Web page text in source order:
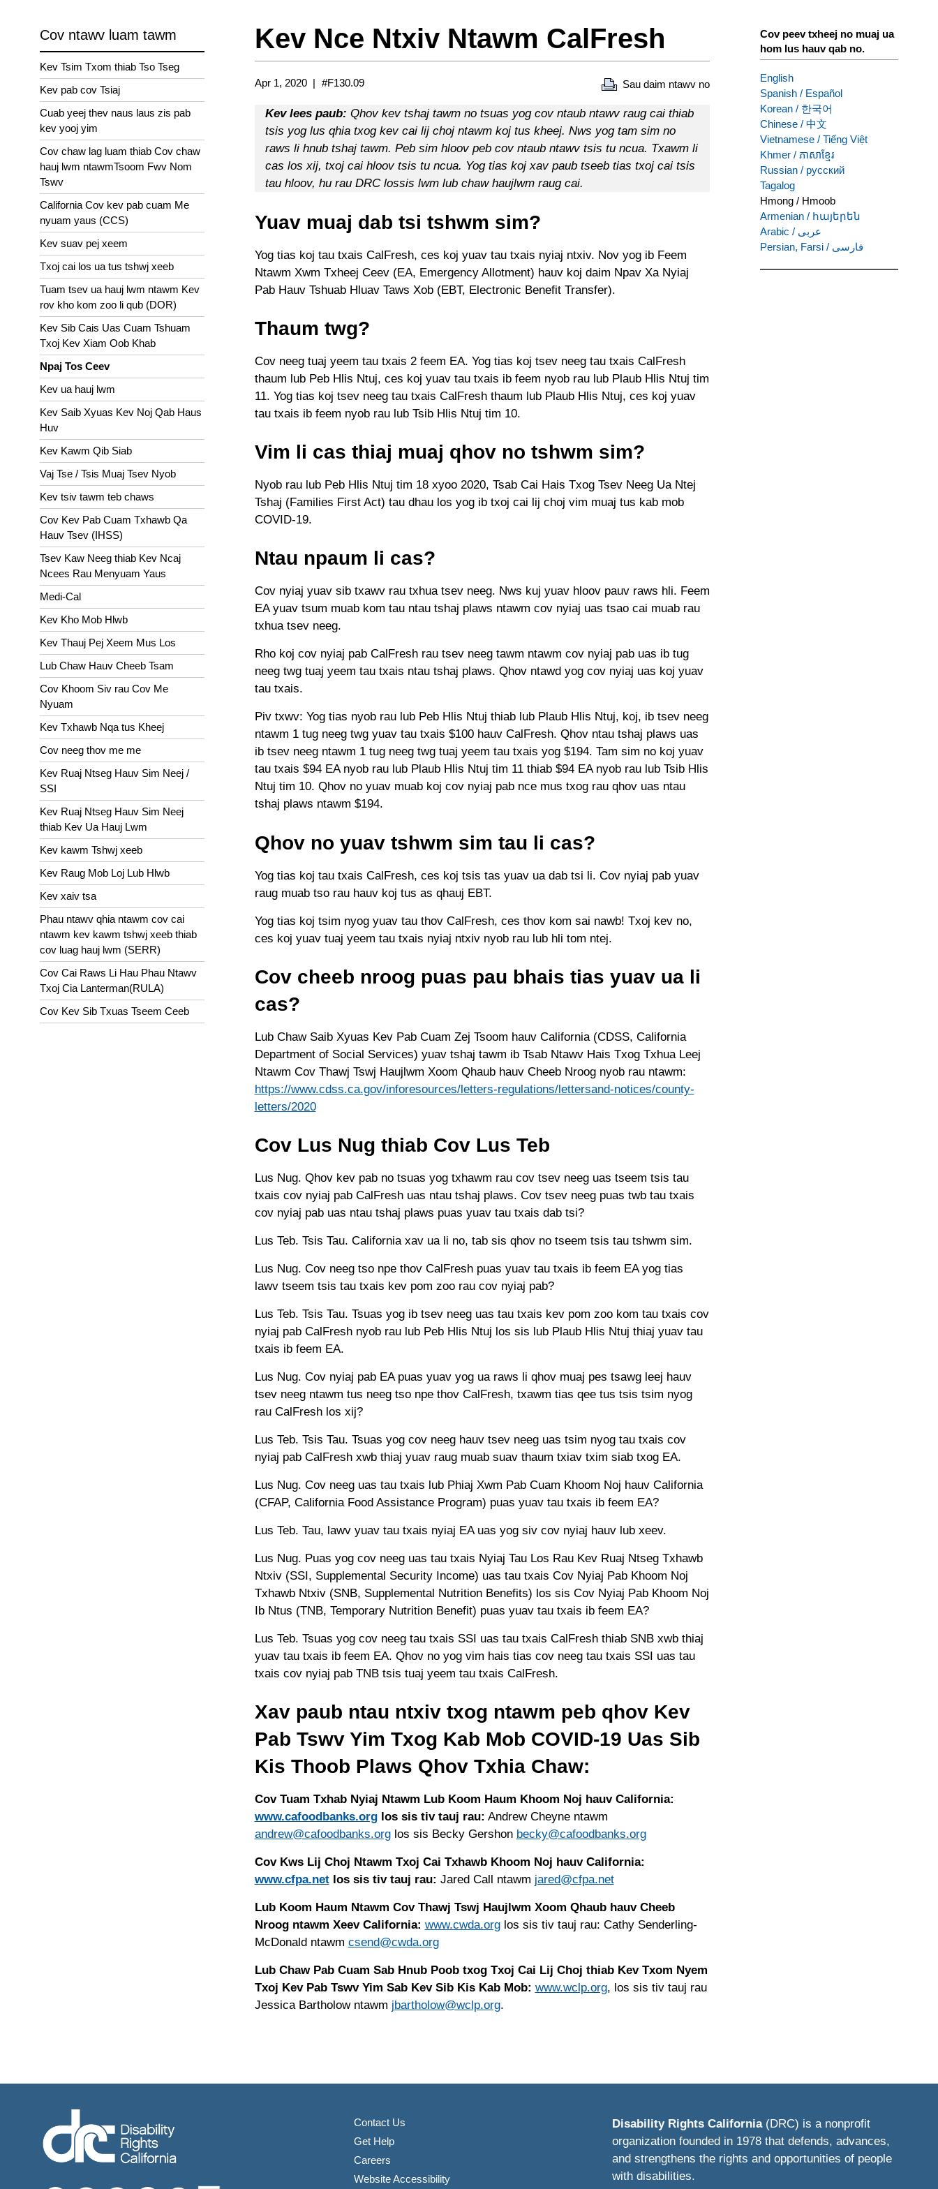
Cov ntawv luam tawm
Kev Tsim Txom thiab Tso Tseg
Kev pab cov Tsiaj
Cuab yeej thev naus laus zis pab
kev yooj yim
Cov chaw lag luam thiab Cov chaw
hauj lwm ntawmTsoom Fwv Nom
Tswv
California Cov kev pab cuam Me
nyuam yaus (CCS)
Kev suav pej xeem
Txoj cai los ua tus tshwj xeeb
Tuam tsev ua hauj lwm ntawm Kev
rov kho kom zoo li qub (DOR)
Kev Sib Cais Uas Cuam Tshuam
Txoj Kev Xiam Oob Khab
Npaj Tos Ceev
Kev ua hauj lwm
Kev Saib Xyuas Kev Noj Qab Haus
Huv
Kev Kawm Qib Siab
Vaj Tse / Tsis Muaj Tsev Nyob
Kev tsiv tawm teb chaws
Cov Kev Pab Cuam Txhawb Qa
Hauv Tsev (IHSS)
Tsev Kaw Neeg thiab Kev Ncaj
Ncees Rau Menyuam Yaus
Medi-Cal
Kev Kho Mob Hlwb
Kev Thauj Pej Xeem Mus Los
Lub Chaw Hauv Cheeb Tsam
Cov Khoom Siv rau Cov Me
Nyuam
Kev Txhawb Nqa tus Kheej
Cov neeg thov me me
Kev Ruaj Ntseg Hauv Sim Neej /
SSI
Kev Ruaj Ntseg Hauv Sim Neej
thiab Kev Ua Hauj Lwm
Kev kawm Tshwj xeeb
Kev Raug Mob Loj Lub Hlwb
Kev xaiv tsa
Phau ntawv qhia ntawm cov cai
ntawm kev kawm tshwj xeeb thiab
cov luag hauj lwm (SERR)
Cov Cai Raws Li Hau Phau Ntawv
Txoj Cia Lanterman(RULA)
Cov Kev Sib Txuas Tseem Ceeb
Kev Nce Ntxiv Ntawm CalFresh
Apr 1, 2020 #F130.09 Sau daim ntawv no
Kev lees paub: Qhov kev tshaj tawm no tsuas yog cov ntaub ntawv raug cai thiab
tsis yog lus qhia txog kev cai lij choj ntawm koj tus kheej. Nws yog tam sim no
raws li hnub tshaj tawm. Peb sim hloov peb cov ntaub ntawv tsis tu ncua. Txawm li
cas los xij, txoj cai hloov tsis tu ncua. Yog tias koj xav paub tseeb tias txoj cai tsis
tau hloov, hu rau DRC lossis lwm lub chaw haujlwm raug cai.
Yuav muaj dab tsi tshwm sim?
Yog tias koj tau txais CalFresh, ces koj yuav tau txais nyiaj ntxiv. Nov yog ib Feem
Ntawm Xwm Txheej Ceev (EA, Emergency Allotment) hauv koj daim Npav Xa Nyiaj
Pab Hauv Tshuab Hluav Taws Xob (EBT, Electronic Benefit Transfer).
Thaum twg?
Cov neeg tuaj yeem tau txais 2 feem EA. Yog tias koj tsev neeg tau txais CalFresh
thaum lub Peb Hlis Ntuj, ces koj yuav tau txais ib feem nyob rau lub Plaub Hlis Ntuj tim
11. Yog tias koj tsev neeg tau txais CalFresh thaum lub Plaub Hlis Ntuj, ces koj yuav
tau txais ib feem nyob rau lub Tsib Hlis Ntuj tim 10.
Vim li cas thiaj muaj qhov no tshwm sim?
Nyob rau lub Peb Hlis Ntuj tim 18 xyoo 2020, Tsab Cai Hais Txog Tsev Neeg Ua Ntej
Tshaj (Families First Act) tau dhau los yog ib txoj cai lij choj vim muaj tus kab mob
COVID-19.
Ntau npaum li cas?
Cov nyiaj yuav sib txawv rau txhua tsev neeg. Nws kuj yuav hloov pauv raws hli. Feem
EA yuav tsum muab kom tau ntau tshaj plaws ntawm cov nyiaj uas tsao cai muab rau
txhua tsev neeg.
Rho koj cov nyiaj pab CalFresh rau tsev neeg tawm ntawm cov nyiaj pab uas ib tug
neeg twg tuaj yeem tau txais ntau tshaj plaws. Qhov ntawd yog cov nyiaj uas koj yuav
tau txais.
Piv txwv: Yog tias nyob rau lub Peb Hlis Ntuj thiab lub Plaub Hlis Ntuj, koj, ib tsev neeg
ntawm 1 tug neeg twg yuav tau txais $100 hauv CalFresh. Qhov ntau tshaj plaws uas
ib tsev neeg ntawm 1 tug neeg twg tuaj yeem tau txais yog $194. Tam sim no koj yuav
tau txais $94 EA nyob rau lub Plaub Hlis Ntuj tim 11 thiab $94 EA nyob rau lub Tsib Hlis
Ntuj tim 10. Qhov no yuav muab koj cov nyiaj pab nce mus txog rau qhov uas ntau
tshaj plaws ntawm $194.
Qhov no yuav tshwm sim tau li cas?
Yog tias koj tau txais CalFresh, ces koj tsis tas yuav ua dab tsi li. Cov nyiaj pab yuav
raug muab tso rau hauv koj tus as qhauj EBT.
Yog tias koj tsim nyog yuav tau thov CalFresh, ces thov kom sai nawb! Txoj kev no,
ces koj yuav tuaj yeem tau txais nyiaj ntxiv nyob rau lub hli tom ntej.
Cov cheeb nroog puas pau bhais tias yuav ua li
cas?
Lub Chaw Saib Xyuas Kev Pab Cuam Zej Tsoom hauv California (CDSS, California
Department of Social Services) yuav tshaj tawm ib Tsab Ntawv Hais Txog Txhua Leej
Ntawm Cov Thawj Tswj Haujlwm Xoom Qhaub hauv Cheeb Nroog nyob rau ntawm:
https://www.cdss.ca.gov/inforesources/letters-regulations/lettersand-notices/county-
letters/2020
Cov Lus Nug thiab Cov Lus Teb
Lus Nug. Qhov kev pab no tsuas yog txhawm rau cov tsev neeg uas tseem tsis tau
txais cov nyiaj pab CalFresh uas ntau tshaj plaws. Cov tsev neeg puas twb tau txais
cov nyiaj pab uas ntau tshaj plaws puas yuav tau txais dab tsi?
Lus Teb. Tsis Tau. California xav ua li no, tab sis qhov no tseem tsis tau tshwm sim.
Lus Nug. Cov neeg tso npe thov CalFresh puas yuav tau txais ib feem EA yog tias
lawv tseem tsis tau txais kev pom zoo rau cov nyiaj pab?
Lus Teb. Tsis Tau. Tsuas yog ib tsev neeg uas tau txais kev pom zoo kom tau txais cov
nyiaj pab CalFresh nyob rau lub Peb Hlis Ntuj los sis lub Plaub Hlis Ntuj thiaj yuav tau
txais ib feem EA.
Lus Nug. Cov nyiaj pab EA puas yuav yog ua raws li qhov muaj pes tsawg leej hauv
tsev neeg ntawm tus neeg tso npe thov CalFresh, txawm tias qee tus tsis tsim nyog
rau CalFresh los xij?
Lus Teb. Tsis Tau. Tsuas yog cov neeg hauv tsev neeg uas tsim nyog tau txais cov
nyiaj pab CalFresh xwb thiaj yuav raug muab suav thaum txiav txim siab txog EA.
Lus Nug. Cov neeg uas tau txais lub Phiaj Xwm Pab Cuam Khoom Noj hauv California
(CFAP, California Food Assistance Program) puas yuav tau txais ib feem EA?
Lus Teb. Tau, lawv yuav tau txais nyiaj EA uas yog siv cov nyiaj hauv lub xeev.
Lus Nug. Puas yog cov neeg uas tau txais Nyiaj Tau Los Rau Kev Ruaj Ntseg Txhawb
Ntxiv (SSI, Supplemental Security Income) uas tau txais Cov Nyiaj Pab Khoom Noj
Txhawb Ntxiv (SNB, Supplemental Nutrition Benefits) los sis Cov Nyiaj Pab Khoom Noj
Ib Ntus (TNB, Temporary Nutrition Benefit) puas yuav tau txais ib feem EA?
Lus Teb. Tsuas yog cov neeg tau txais SSI uas tau txais CalFresh thiab SNB xwb thiaj
yuav tau txais ib feem EA. Qhov no yog vim hais tias cov neeg tau txais SSI uas tau
txais cov nyiaj pab TNB tsis tuaj yeem tau txais CalFresh.
Xav paub ntau ntxiv txog ntawm peb qhov Kev
Pab Tswv Yim Txog Kab Mob COVID-19 Uas Sib
Kis Thoob Plaws Qhov Txhia Chaw:
Cov Tuam Txhab Nyiaj Ntawm Lub Koom Haum Khoom Noj hauv California:
www.cafoodbanks.orglos sis tiv tauj rau: Andrew Cheyne ntawm
andrew@cafoodbanks.orglos sis Becky Gershon becky@cafoodbanks.org
Cov Kws Lij Choj Ntawm Txoj Cai Txhawb Khoom Noj hauv California:
www.cfpa.netlos sis tiv tauj rau: Jared Call ntawm jared@cfpa.net
Lub Koom Haum Ntawm Cov Thawj Tswj Haujlwm Xoom Qhaub hauv Cheeb
Nroog ntawm Xeev California: www.cwda.orglos sis tiv tauj rau: Cathy Senderling-
McDonald ntawm csend@cwda.org
Lub Chaw Pab Cuam Sab Hnub Poob txog Txoj Cai Lij Choj thiab Kev Txom Nyem
Txoj Kev Pab Tswv Yim Sab Kev Sib Kis Kab Mob: www.wclp.org, los sis tiv tauj rau
Jessica Bartholow ntawm jbartholow@wclp.org.
Cov peev txheej no muaj ua
hom lus hauv qab no.
English
Spanish / Español
Korean / 한국어
Chinese / 中文
Vietnamese / Tiếng Việt
Khmer / ភាសាខ្មែរ
Russian / русский
Tagalog
Hmong / Hmoob
Armenian / հայերեն
Arabic / عربى
Persian, Farsi / فارسی
Contact Us
Get Help
Careers
Website Accessibility
Disability Rights California(DRC) is a nonprofit
organization founded in 1978 that defends, advances,
and strengthens the rights and opportunities of people
with disabilities.